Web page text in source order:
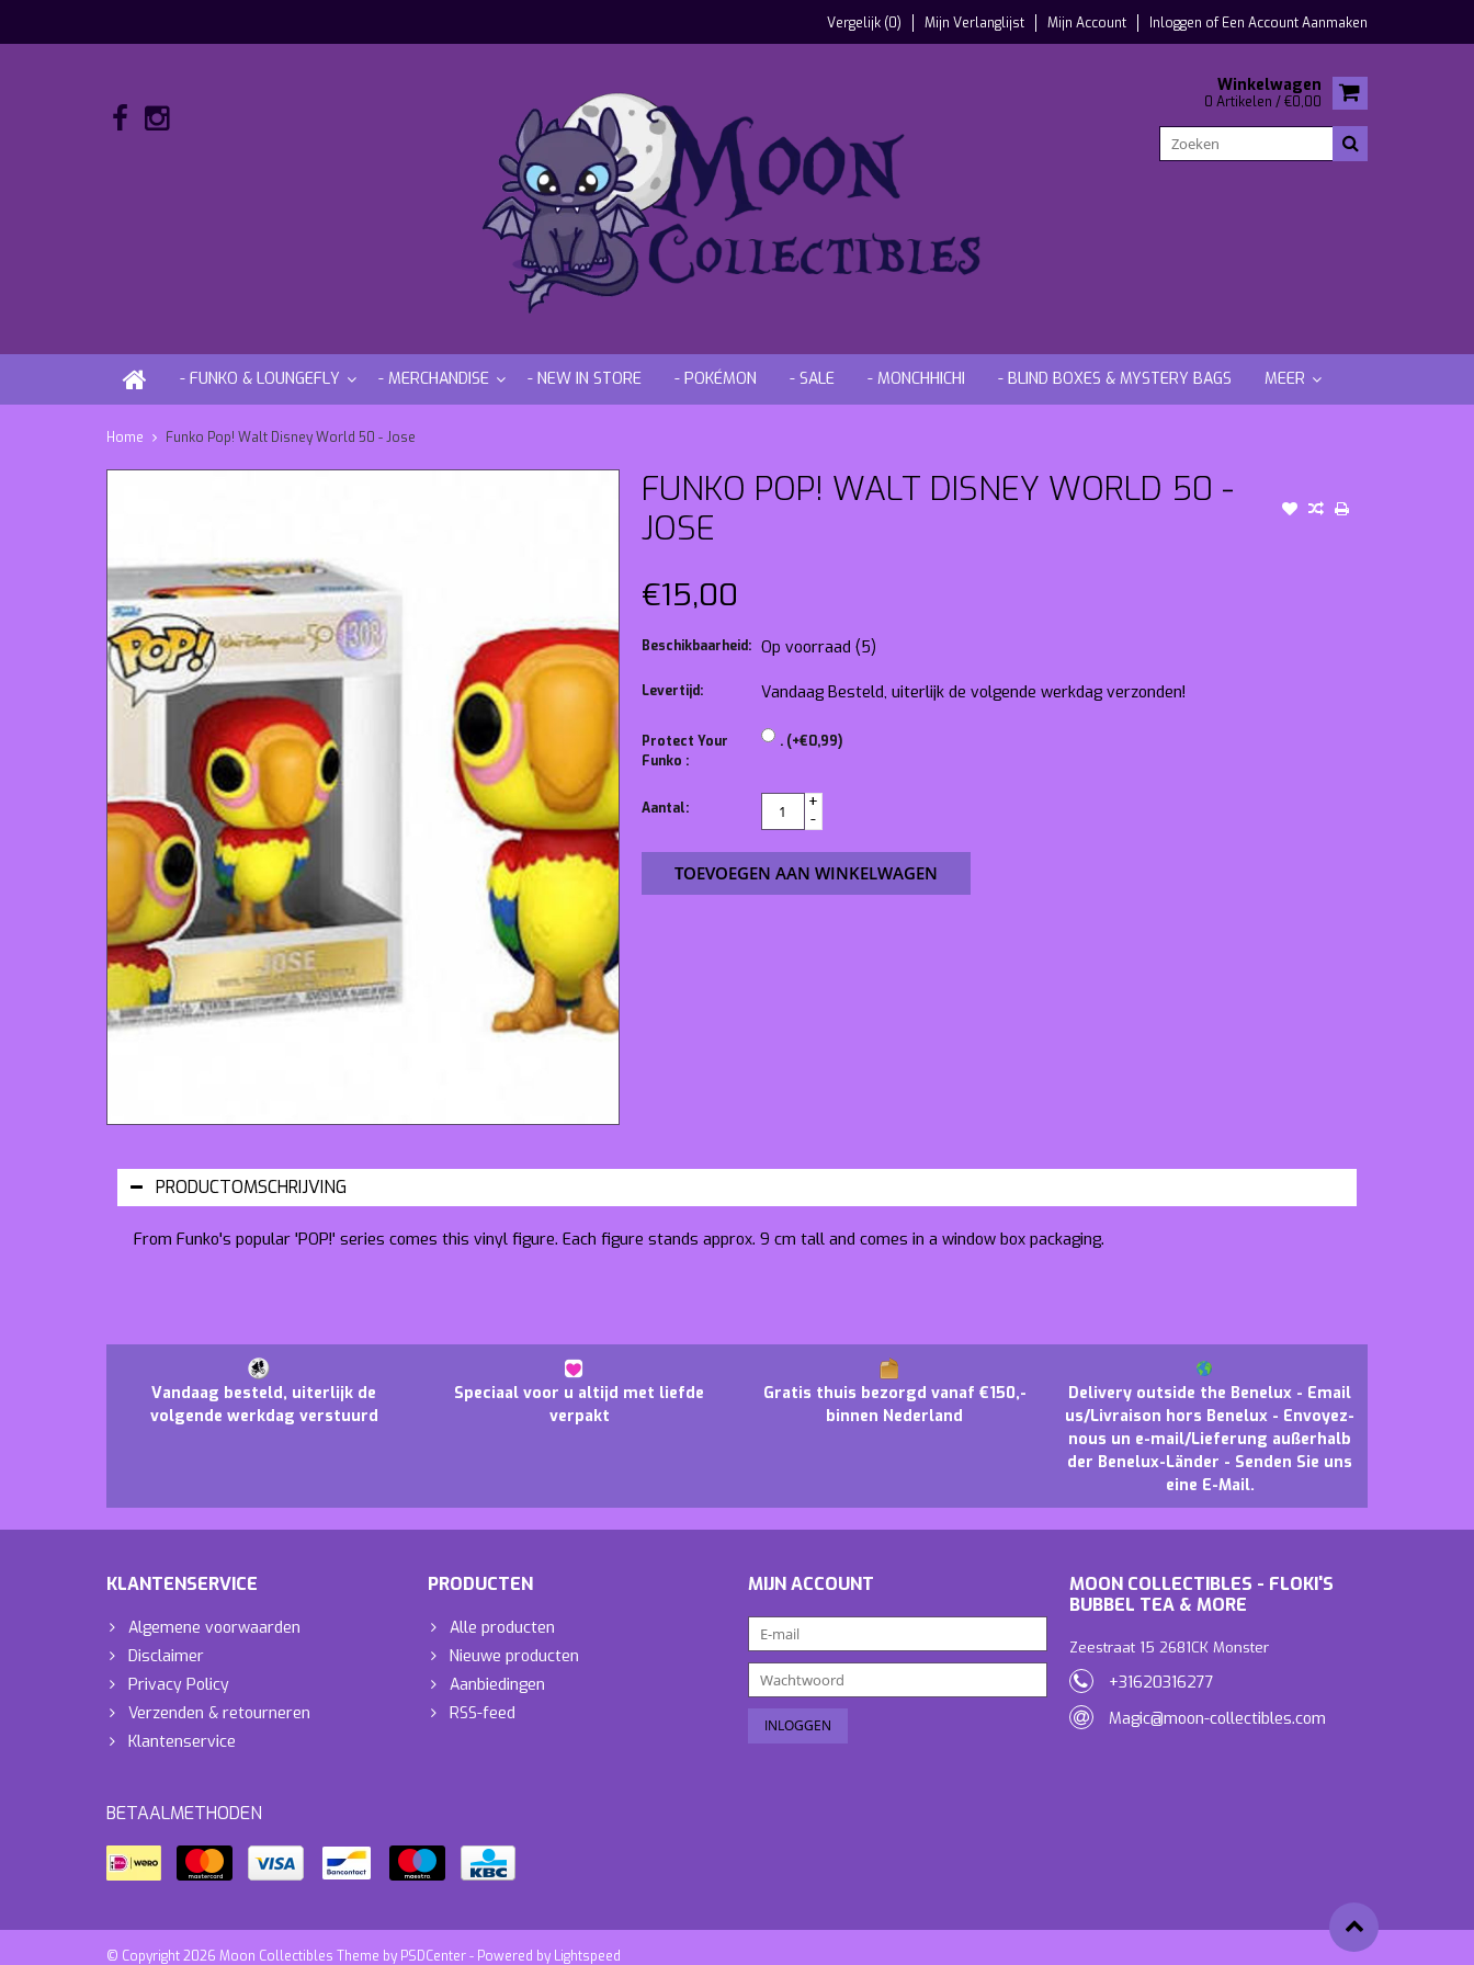
Vergelijk (0) Mijn Verlanglijst Mijn Account Inloggen ofEen Account Aanmaken
Winkelwagen
0 Artikelen / €0,00
- FUNKO & LOUNGEFLY - MERCHANDISE - NEW IN STORE - POKÉMON - SALE - MONCHHICHI - BLIND BOXES & MYSTERY BAGS MEER
Home Funko Pop! Walt Disney World 50 - Jose
FUNKO POP! WALT DISNEY WORLD 50 -
JOSE
€15,00
Beschikbaarheid: Op voorraad (5)
Levertijd: Vandaag Besteld, uiterlijk de volgende werkdag verzonden!
Protect Your
Funko :
. (+€0,99)
Aantal:
+
-
TOEVOEGEN AAN WINKELWAGEN
PRODUCTOMSCHRIJVING
From Funko's popular 'POP!' series comes this vinyl figure. Each figure stands approx. 9 cm tall and comes in a window box packaging.
Vandaag besteld, uiterlijk de
volgende werkdag verstuurd
Speciaal voor u altijd met liefde
verpakt
Gratis thuis bezorgd vanaf €150,-
binnen Nederland
Delivery outside the Benelux - Email
us/Livraison hors Benelux - Envoyez-
nous un e-mail/Lieferung außerhalb
der Benelux-Länder - Senden Sie uns
eine E-Mail.
KLANTENSERVICE
Algemene voorwaarden
Disclaimer
Privacy Policy
Verzenden & retourneren
Klantenservice
PRODUCTEN
Alle producten
Nieuwe producten
Aanbiedingen
RSS-feed
MIJN ACCOUNT
MOON COLLECTIBLES - FLOKI'S
BUBBEL TEA & MORE
Zeestraat 15 2681CK Monster
+31620316277
Magic@moon-collectibles.com
BETAALMETHODEN
© Copyright 2026 Moon Collectibles Theme by PSDCenter- Powered by Lightspeed